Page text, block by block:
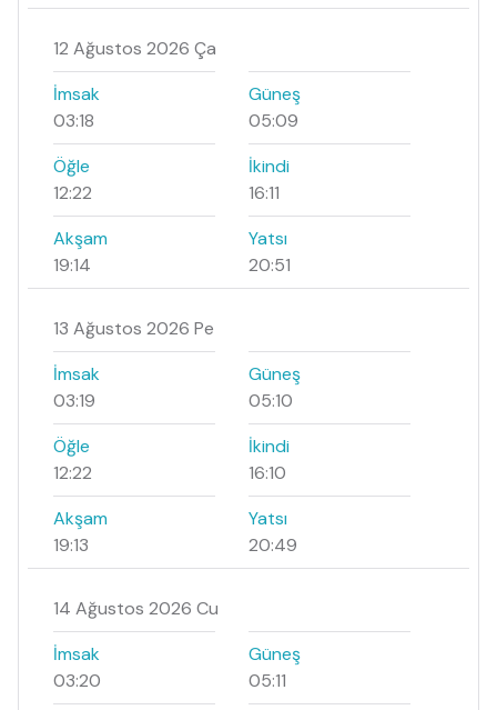
12 Ağustos 2026 Ça
İmsak
03:18
Güneş
05:09
Öğle
12:22
İkindi
16:11
Akşam
19:14
Yatsı
20:51
13 Ağustos 2026 Pe
İmsak
03:19
Güneş
05:10
Öğle
12:22
İkindi
16:10
Akşam
19:13
Yatsı
20:49
14 Ağustos 2026 Cu
İmsak
03:20
Güneş
05:11